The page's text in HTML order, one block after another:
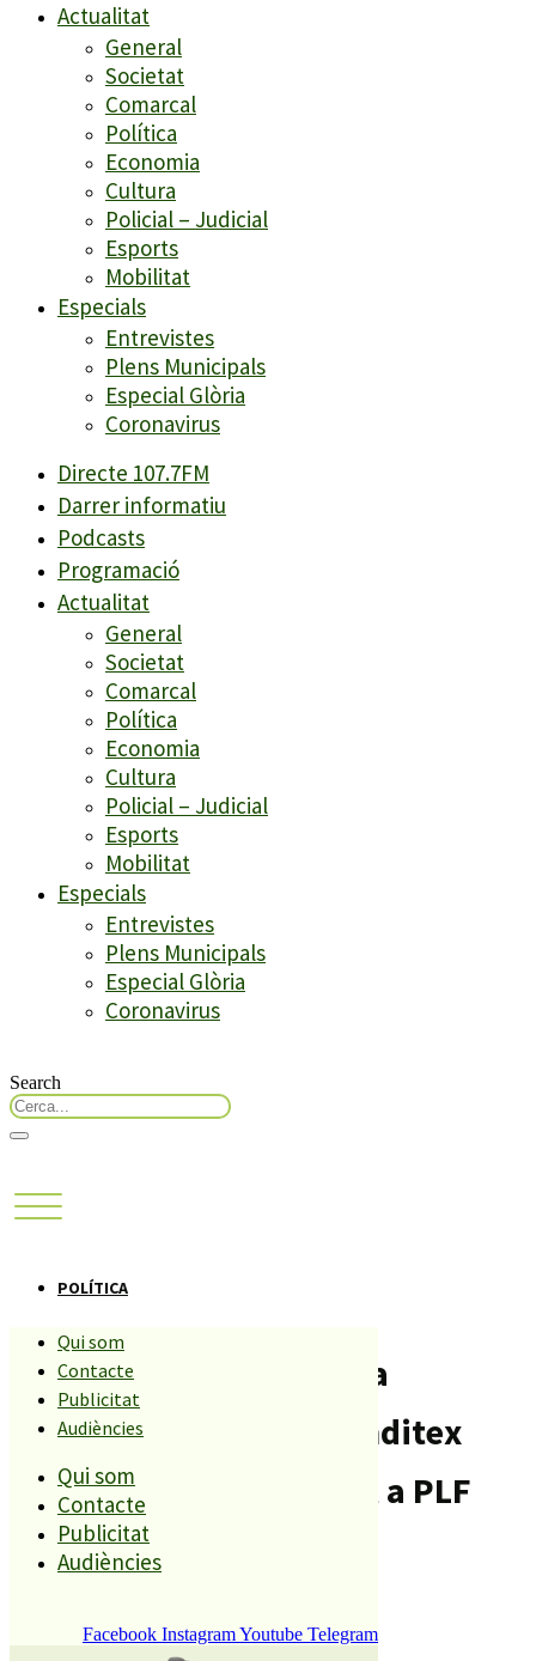
Actualitat
General
Societat
Comarcal
Política
Economia
Cultura
Policial – Judicial
Esports
Mobilitat
Especials
Entrevistes
Plens Municipals
Especial Glòria
Coronavirus
Directe 107.7FM
Darrer informatiu
Podcasts
Programació
Actualitat
General
Societat
Comarcal
Política
Economia
Cultura
Policial – Judicial
Esports
Mobilitat
Especials
Entrevistes
Plens Municipals
Especial Glòria
Coronavirus
Search
Qui som
Contacte
Publicitat
Audiències
Qui som
Contacte
Publicitat
Audiències
Facebook InstagramYoutube Telegram
POLÍTICA
Iniciativa estrena bloc a
internet dubtant que Inditex
creï 300 llocs de treball a PLF
Compartiu aquesta història
REDACCIÓ